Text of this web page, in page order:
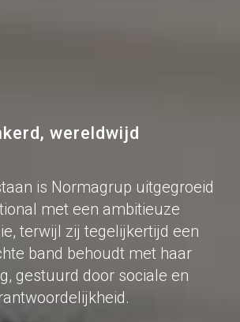
wereldwijd
is Normagrup uitgegroeid
met een ambitieuze
terwijl zij tegelijkertijd een
band behoudt met haar
gestuurd door sociale en